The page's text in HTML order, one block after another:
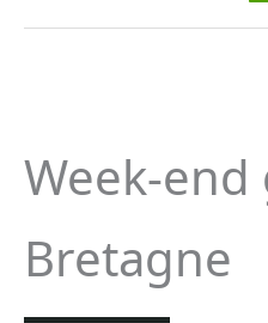
Week-end
Bretagne